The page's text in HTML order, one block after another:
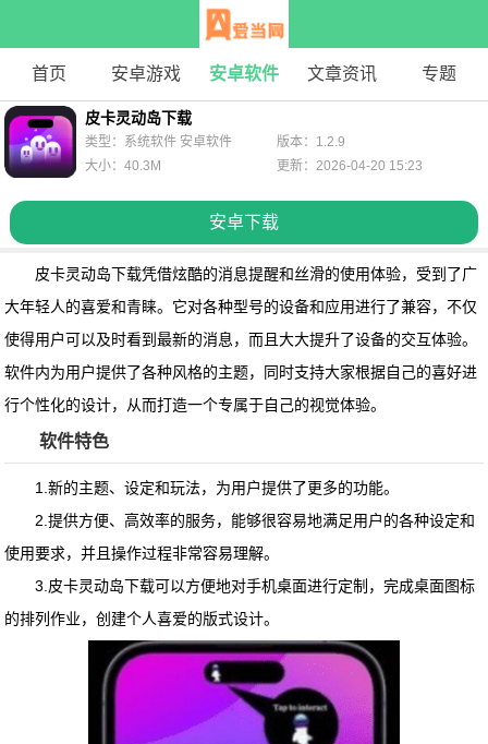
首页 安卓游戏 安卓软件 文章资讯 专题
皮卡灵动岛下载
安卓下载
类型：系统软件 安卓软件
版本：1.2.9
大小：40.3M
更新：2026-04-20 15:23
皮卡灵动岛下载凭借炫酷的消息提醒和丝滑的使用体验，受到了广
大年轻人的喜爱和青睐。它对各种型号的设备和应用进行了兼容，不仅
使得用户可以及时看到最新的消息，而且大大提升了设备的交互体验。
软件内为用户提供了各种风格的主题，同时支持大家根据自己的喜好进
行个性化的设计，从而打造一个专属于自己的视觉体验。
软件特色
1.新的主题、设定和玩法，为用户提供了更多的功能。
2.提供方便、高效率的服务，能够很容易地满足用户的各种设定和
使用要求，并且操作过程非常容易理解。
3.皮卡灵动岛下载可以方便地对手机桌面进行定制，完成桌面图标
的排列作业，创建个人喜爱的版式设计。